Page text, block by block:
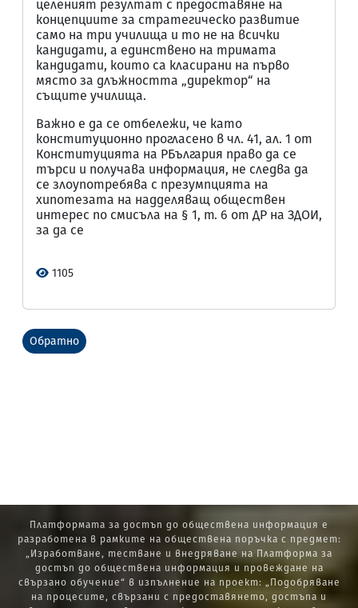
целеният резултат с предоставяне на
концепциите за стратегическо развитие
само на три училища и то не на всички
кандидати, а единствено на тримата
кандидати, които са класирани на първо
място за длъжността „директор“ на
същите училища.
Важно е да се отбележи, че като
конституционно прогласено в чл. 41, ал. 1 от
Конституцията на РБългария право да се
търси и получава информация, не следва да
се злоупотребява с презумпцията на
хипотезата на надделяващ обществен
интерес по смисъла на § 1, т. 6 от ДР на ЗДОИ,
за да се
1105
Обратно
Платформата за достъп до обществена информация е
разработена в рамките на обществена поръчка с предмет:
„Изработване, тестване и внедряване на Платформа за
достъп до обществена информация и провеждане на
свързано обучение“ в изпълнение на проект: „Подобряване
на процесите, свързани с предоставянето, достъпа и